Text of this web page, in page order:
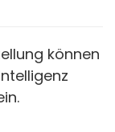
können